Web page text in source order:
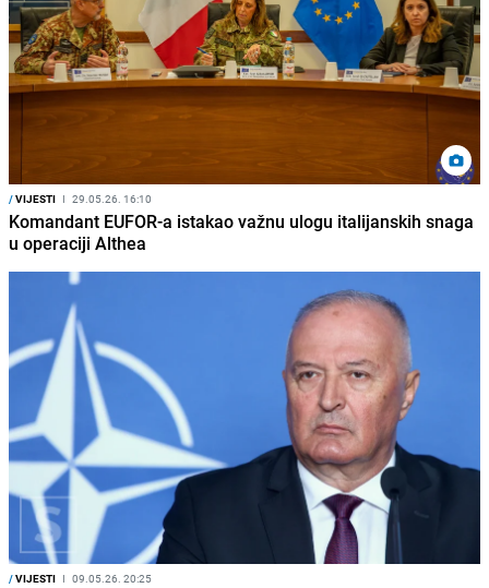
/VIJESTI I 29.05.26. 16:10
Komandant EUFOR-a istakao važnu ulogu italijanskih snaga
u operaciji Althea
/VIJESTI I 09.05.26. 20:25